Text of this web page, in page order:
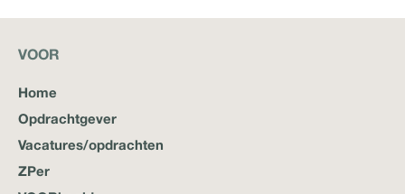
VOOR
Home
Opdrachtgever
Vacatures/opdrachten
ZPer